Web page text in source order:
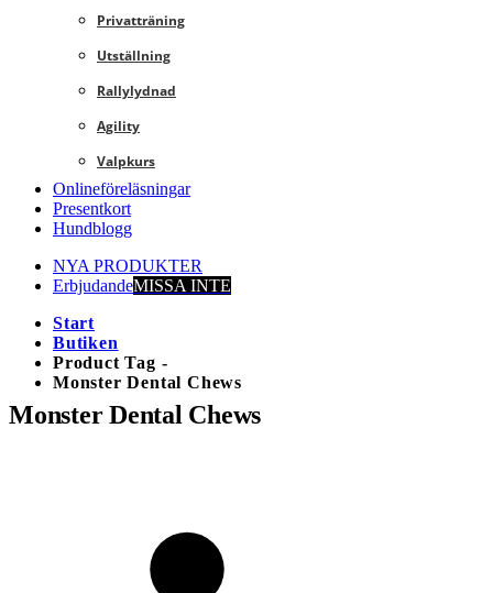
Privatträning
Utställning
Rallylydnad
Agility
Valpkurs
Onlineföreläsningar
Presentkort
Hundblogg
NYA PRODUKTER
ErbjudandeMISSA INTE
Start
Butiken
Product Tag -
Monster Dental Chews
Monster Dental Chews